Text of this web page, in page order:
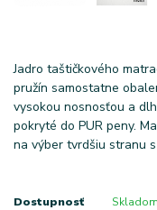
Jadro taštičkového
pružín samostatne
vysokou nosnosťou a
pokryté do PUR peny.
na výber tvrdšiu stranu
Dostupnosť Skladom